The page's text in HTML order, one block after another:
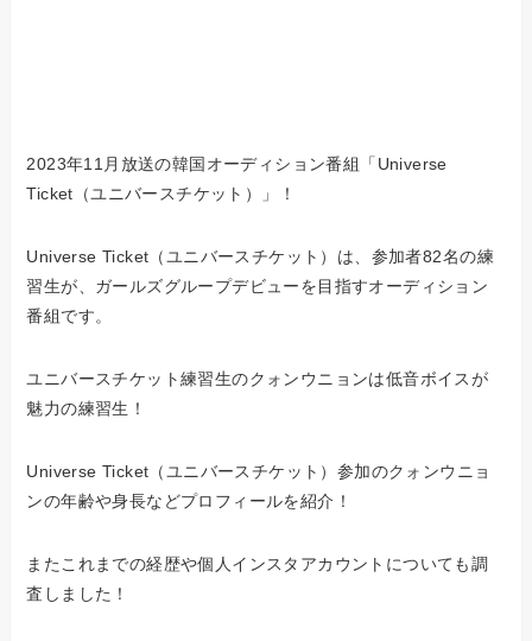
2023年11月放送の韓国オーディション番組「Universe
Ticket（ユニバースチケット）」！
Universe Ticket（ユニバースチケット）は、参加者82名の練
習生が、ガールズグループデビューを目指すオーディション
番組です。
ユニバースチケット練習生のクォンウニョンは低音ボイスが
魅力の練習生！
Universe Ticket（ユニバースチケット）参加のクォンウニョ
ンの年齢や身長などプロフィールを紹介！
またこれまでの経歴や個人インスタアカウントについても調
査しました！